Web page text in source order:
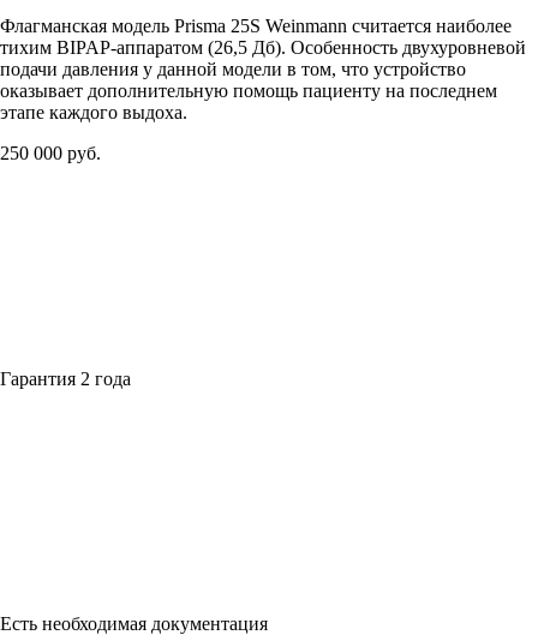
Флагманская модель Prisma 25S Weinmann считается наиболее
тихим BIPAP-аппаратом (26,5 Дб). Особенность двухуровневой
подачи давления у данной модели в том, что устройство
оказывает дополнительную помощь пациенту на последнем
этапе каждого выдоха.
250 000 руб.
Гарантия 2 года
Есть необходимая документация